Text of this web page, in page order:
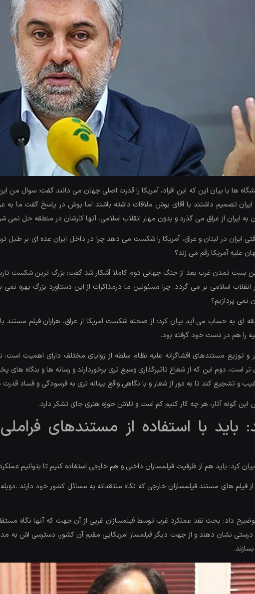
ها با بیان این که این افراد، آمریکا را قدرت اصلی جهان می دانند گفت: سوال من
تصمیم داشتند با آقای بوش ملاقات داشته باشند اما بوش در پاسخ گفت ما به
به ایران از عراق می گذرد و بدون مهار انقلاب اسلامی، آنها کارشان در منطقه حل نمی
در لبنان و عراق، آمریکا را شکست می دهد چرا در داخل ایران عده ای بر طبل ترس
علیه آمریکا رقم می زند؟
بن بست تمدن غرب بعد از جنگ جهانی دوم کاملا آشکار شد گفت: بزرگ ترین شکست
اسلامی بر می گردد. چرا مسئولین ما درمذاکرات از این دستاورد بزرگ بهره
پردازیم؟
ای به حساب می آید بیان کرد: از صحنه شکست آمریکا از عراق، هزاران فیلم
را هم در دست خود گرفته بود.
و توزیع مستندهای افشاگرانه علیه نظام سلطه از زوایای مختلف دارای اهمیت
تر است، دوم این که از شعاع تاثیرگذاری وسیع تری برخوردارند و رسانه ها و بنگاه
و تشجیع کند تا به دور از شعار و با نگاهی واقع بینانه تری به فرسودگی و فساد قدرت
گونه آثار، هر چه کار کنیم کم است و تلاش حوزه هنری جای تشکر دارد.
با استفاده از مستندهای
کرد: باید هم از ظرفیت فیلمسازان داخلی و هم خارجی استفاده کنیم تا بتوانیم
فیلم های مستند فیلمسازان خارجی که نگاه منتقدانه به مسائل کشور خود دارند
داد: بحث نقد عملکرد غرب توسط فیلمسازان غربی از آن جهت که آنها نگاه
درستی نشان دهند و از جهت دیگر فیلمساز امریکایی مقیم آن کشور، دسترسی اش